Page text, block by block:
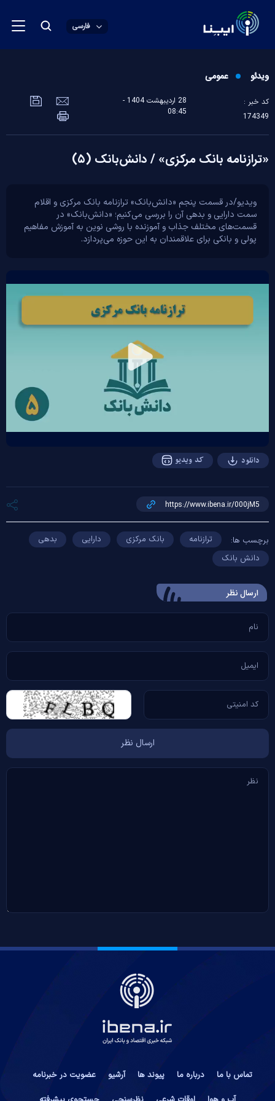
فارسی
ویدئو عمومی
کد خبر :
174349
28 ارديبهشت 1404 -
08:45
«ترازنامه بانک مرکزی» / دانش‌بانک (۵)
ویدیو/در قسمت پنجم «دانش‌بانک» ترازنامه بانک مرکزی و اقلام
سمت دارایی و بدهی آن را بررسی می‌کنیم؛ «دانش‌بانک» در
قسمت‌های مختلف جذاب و آموزنده با روشی نوین به آموزش مفاهیم
پولی و بانکی برای علاقمندان به این حوزه می‌پردازد.
Play
Video
دانلود کد ویدیو
برچسب ها: ترازنامه بانک مرکزی دارایی
بدهی
دانش بانک
ارسال‌ نظر
تماس با ما درباره ما پیوند ها آرشیو
عضویت در خبرنامه